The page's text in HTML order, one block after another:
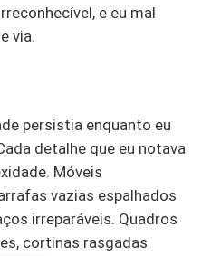
e eu mal
via.
persistia enquanto eu
detalhe que eu notava
Móveis
vazias espalhados
irreparáveis. Quadros
cortinas rasgadas